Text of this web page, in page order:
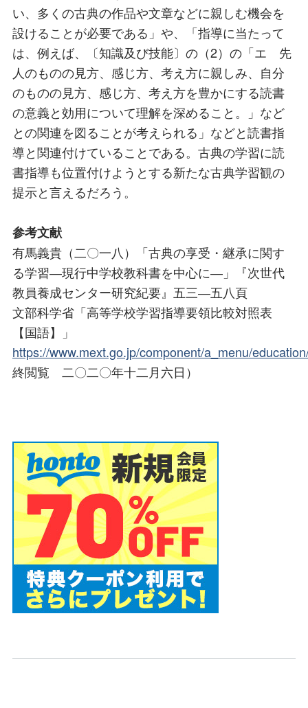
い、多くの古典の作品や文章などに親しむ機会を
設けることが必要である」や、「指導に当たって
は、例えば、〔知識及び技能〕の（2）の「エ 先
人のものの見方、感じ方、考え方に親しみ、自分
のものの見方、感じ方、考え方を豊かにする読書
の意義と効用について理解を深めること。」など
との関連を図ることが考えられる」などと読書指
導と関連付けていることである。古典の学習に読
書指導も位置付けようとする新たな古典学習観の
提示と言えるだろう。
参考文献
有馬義貴（二〇一八）「古典の享受・継承に関す
る学習―現行中学校教科書を中心に―」『次世代
教員養成センター研究紀要』五三―五八頁
文部科学省「高等学校学習指導要領比較対照表
【国語】」
https://www.mext.go.jp/component/a_menu/
終閲覧 二〇二〇年十二月六日）